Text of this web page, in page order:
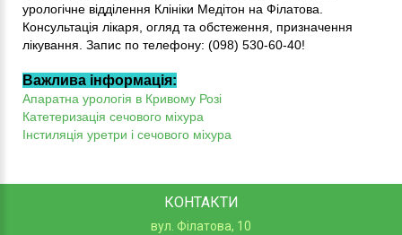
урологічне відділення Клініки Медітон на Філатова.
Консультація лікаря, огляд та обстеження, призначення
лікування. Запис по телефону: (098) 530-60-40!
Важлива інформація:
Апаратна урологія в Кривому Розі
Катетеризація сечового міхура
Інстиляція уретри і сечового міхура
КОНТАКТИ
вул. Філатова, 10